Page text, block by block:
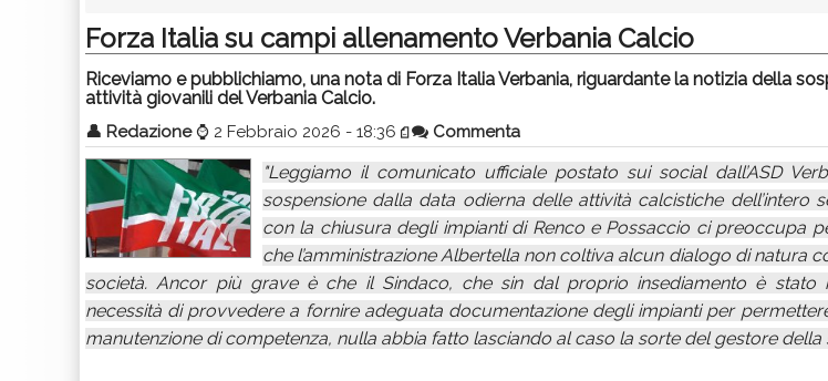
Forza Italia su campi allenamento Verbania Calcio
Riceviamo e pubblichiamo, una nota di Forza Italia Verbania, riguardante la notizia della
attività giovanili del Verbania Calcio.
👤 Redazione ⌚ 2 Febbraio 2026 - 18:36 Commenta
"Leggiamo il comunicato ufficiale postato sui social dall’ASD
sospensione dalla data odierna delle attività calcistiche dell’intero
con la chiusura degli impianti di Renco e Possaccio ci preoccupa
che l’amministrazione Albertella non coltiva alcun dialogo di natura
società. Ancor più grave è che il Sindaco, che sin dal proprio insediamento è stato
necessità di provvedere a fornire adeguata documentazione degli impianti per
manutenzione di competenza, nulla abbia fatto lasciando al caso la sorte del gestore della